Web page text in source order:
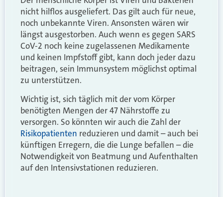
nicht hilflos ausgeliefert. Das gilt auch für neue,
noch unbekannte Viren. Ansonsten wären wir
längst ausgestorben. Auch wenn es gegen SARS
CoV-2 noch keine zugelassenen Medikamente
und keinen Impfstoff gibt, kann doch jeder dazu
beitragen, sein Immunsystem möglichst optimal
zu unterstützen.
Wichtig ist, sich täglich mit der vom Körper
benötigten Mengen der 47 Nährstoffe zu
versorgen. So könnten wir auch die Zahl der
Risikopatienten reduzieren und damit – auch bei
künftigen Erregern, die die Lunge befallen – die
Notwendigkeit von Beatmung und Aufenthalten
auf den Intensivstationen reduzieren.